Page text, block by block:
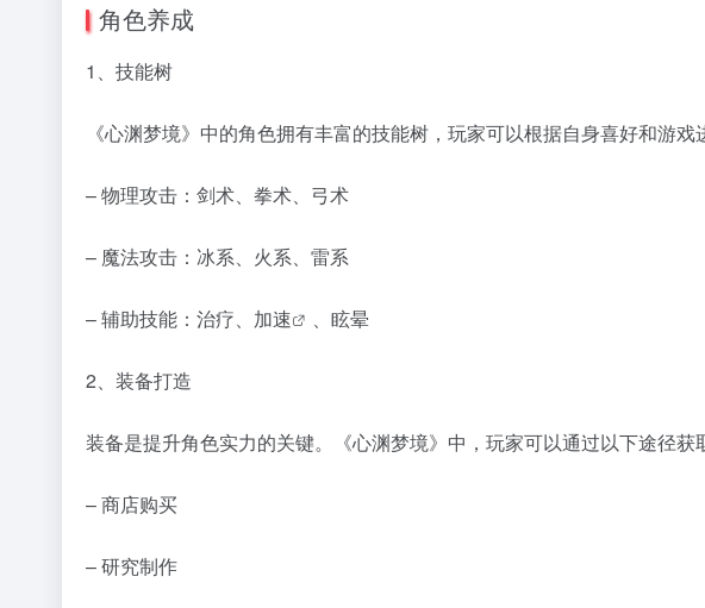
角色养成
1、技能树
《心渊梦境》中的角色拥有丰富的技能树，玩家可以根据自身喜好和游
– 物理攻击：剑术、拳术、弓术
– 魔法攻击：冰系、火系、雷系
– 辅助技能：治疗、 加速 、眩晕
2、装备打造
装备是提升角色实力的关键。《心渊梦境》中，玩家可以通过以下途径获
– 商店购买
– 研究制作